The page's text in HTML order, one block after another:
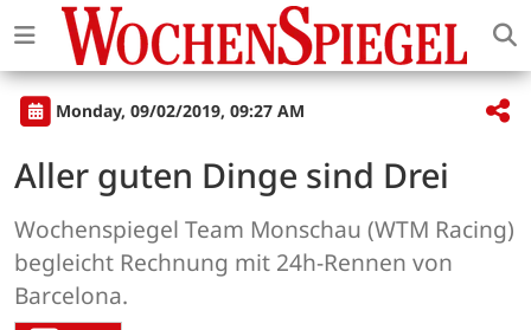
Monday, 09/02/2019, 09:27 AM
Aller guten Dinge sind Drei
Wochenspiegel Team Monschau (WTM Racing)
begleicht Rechnung mit 24h-Rennen von
Barcelona.